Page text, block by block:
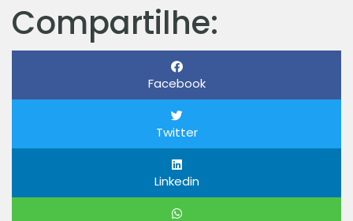
Compartilhe:
Facebook
Twitter
Linkedin